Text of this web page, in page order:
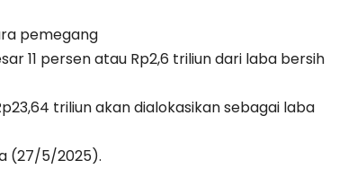
pemegang
11 persen atau Rp2,6 triliun dari laba bersih
triliun akan dialokasikan sebagai laba
(27/5/2025).